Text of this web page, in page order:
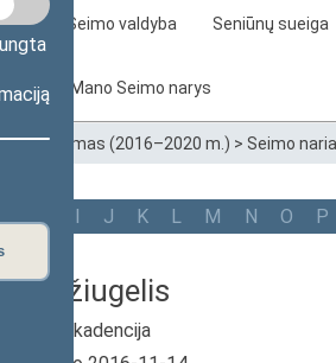
Seimo valdyba Seniūnų sueiga
Mano Seimo narys
>XII Seimas (2016–2020 m.) > Seimo
G H I J K L M N O P
Džiugelis
m. kadencija